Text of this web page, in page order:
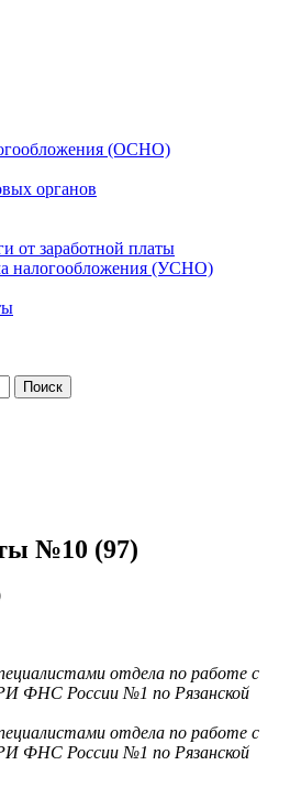
(ОСНО)
органов
от заработной платы
налогообложения (УСНО)
№10 (97)
отдела по работе с
ФНС России №1 по Рязанской
отдела по работе с
ФНС России №1 по Рязанской